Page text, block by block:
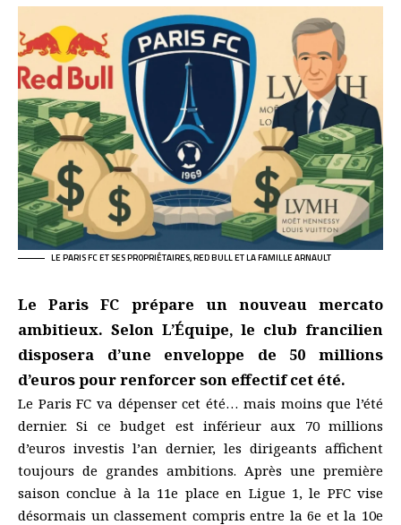
LE PARIS FC ET SES PROPRIÉTAIRES, RED BULL ET LA FAMILLE ARNAULT
Le Paris FC prépare un nouveau mercato
ambitieux. Selon L’Équipe, le club francilien
disposera d’une enveloppe de 50 millions
d’euros pour renforcer son effectif cet été.
Le Paris FC va dépenser cet été… mais moins que l’été
dernier. Si ce budget est inférieur aux 70 millions
d’euros investis l’an dernier, les dirigeants affichent
toujours de grandes ambitions. Après une première
saison conclue à la 11e place en Ligue 1, le PFC vise
désormais un classement compris entre la 6e et la 10e